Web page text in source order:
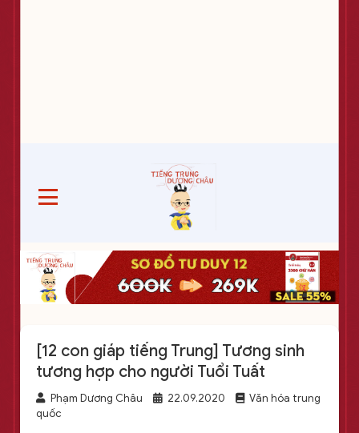
[12 con giáp tiếng Trung] Tương sinh
tương hợp cho người Tuổi Tuất
Phạm Dương Châu 22.09.2020
Văn hóa trung
quốc